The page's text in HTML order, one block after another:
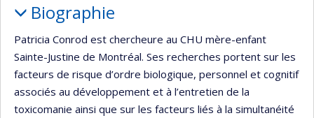
Biographie
Patricia Conrod est chercheure au CHU mère-enfant
Sainte-Justine de Montréal. Ses recherches portent sur les
facteurs de risque d’ordre biologique, personnel et cognitif
associés au développement et à l’entretien de la
toxicomanie ainsi que sur les facteurs liés à la simultanéité